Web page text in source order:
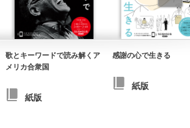
歌とキーワードで読み解くア
メリカ合衆国
紙版
感謝の心で生きる
紙版